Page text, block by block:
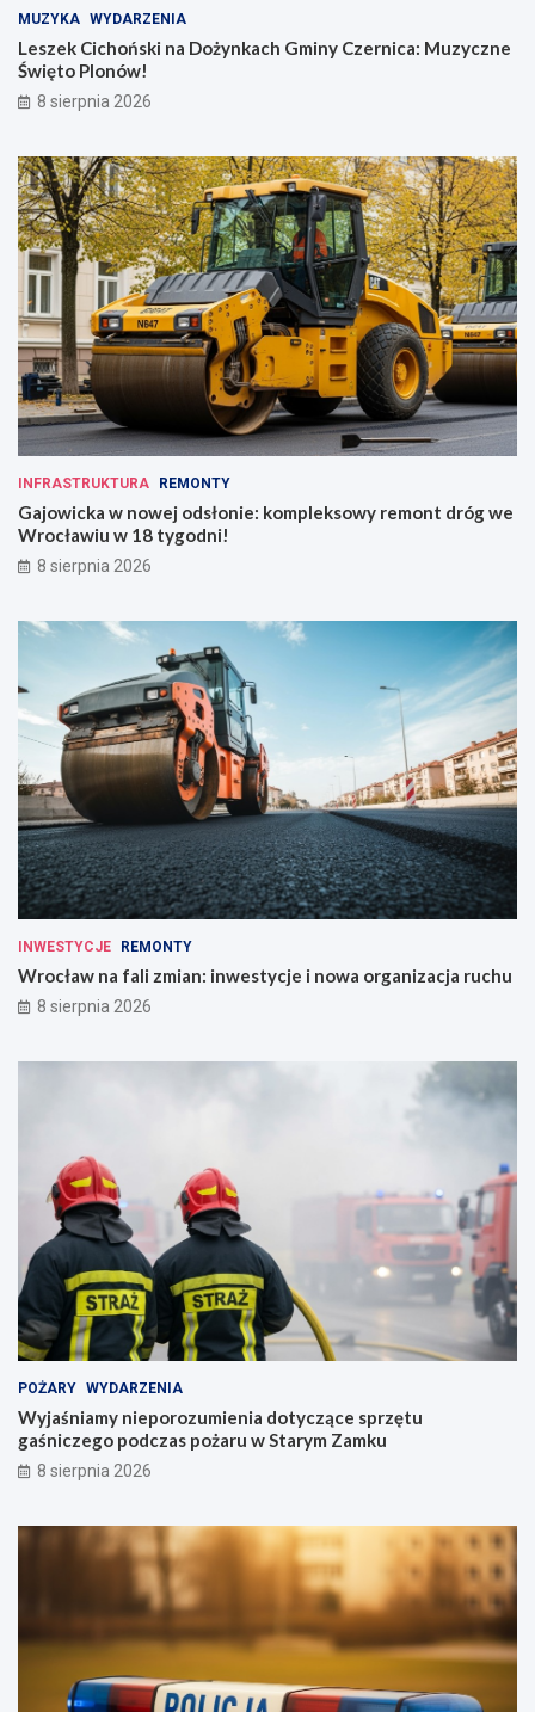
MUZYKA WYDARZENIA
Leszek Cichoński na Dożynkach Gminy Czernica: Muzyczne
Święto Plonów!
8 sierpnia 2026
INFRASTRUKTURA REMONTY
Gajowicka w nowej odsłonie: kompleksowy remont dróg we
Wrocławiu w 18 tygodni!
8 sierpnia 2026
INWESTYCJE REMONTY
Wrocław na fali zmian: inwestycje i nowa organizacja ruchu
8 sierpnia 2026
POŻARY WYDARZENIA
Wyjaśniamy nieporozumienia dotyczące sprzętu
gaśniczego podczas pożaru w Starym Zamku
8 sierpnia 2026